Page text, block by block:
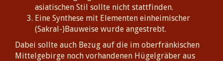
asiatischen Stil sollte nicht stattfinden.
Eine Synthese mit Elementen einheimischer
(Sakral-)Bauweise wurde angestrebt.
Dabei sollte auch Bezug auf die im oberfränkischen
Mittelgebirge noch vorhandenen Hügelgräber aus